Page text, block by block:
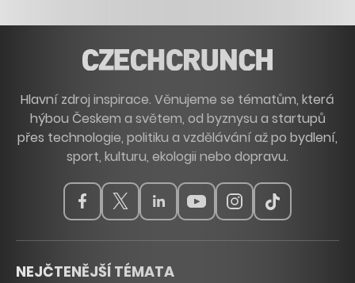
Hlavní zdroj inspirace. Věnujeme se tématům, která
hýbou Českem a světem, od byznysu a startupů
přes technologie, politiku a vzdělávání až po bydlení,
sport, kulturu, ekologii nebo dopravu.
NEJČTENĚJŠÍ TÉMATA